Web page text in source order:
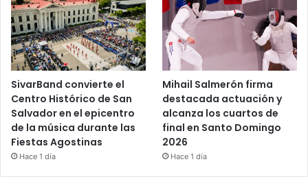
SivarBand convierte el
Centro Histórico de San
Salvador en el epicentro
de la música durante las
Fiestas Agostinas
Hace 1 día
Mihail Salmerón firma
destacada actuación y
alcanza los cuartos de
final en Santo Domingo
2026
Hace 1 día